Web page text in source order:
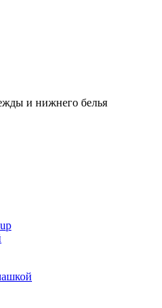
и нижнего белья